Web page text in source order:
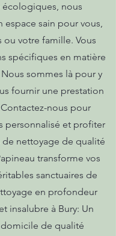
écologiques, nous
espace sain pour vous,
ou votre famille. Vous
spécifiques en matière
sommes là pour y
fournir une prestation
nous pour
personnalisé et profiter
de nettoyage de qualité
transforme vos
sanctuaires de
en profondeur
insalubre à Bury: Un
de qualité